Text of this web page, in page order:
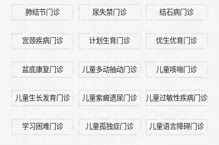
肺结节门诊 尿失禁门诊 结石病门诊
宫颈疾病门诊 计划生育门诊 优生优育门诊
盆底康复门诊 儿童多动抽动门诊 儿童咳喘门诊
儿童生长发育门诊 儿童紫癜遗尿门诊 儿童过敏性疾病门诊
学习困难门诊 儿童孤独症门诊 儿童语言障碍门诊